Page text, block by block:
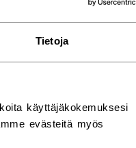
Tietoja
käyttäjäkokemuksesi
evästeitä myös
KOKO
4.0
4.5 5.0
LESTI